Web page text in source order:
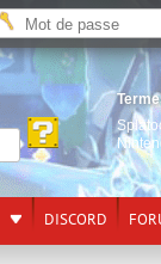
DISCORD